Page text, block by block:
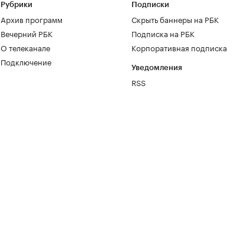
Рубрики
Архив программ
Вечерний РБК
О телеканале
Подключение
Подписки
Скрыть баннеры на РБК
Подписка на РБК
Корпоративная подписка
Уведомления
RSS